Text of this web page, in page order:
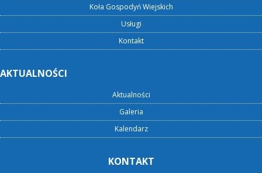
Koła Gospodyń Wiejskich
Usługi
Kontakt
AKTUALNOŚCI
Aktualności
Galeria
Kalendarz
KONTAKT